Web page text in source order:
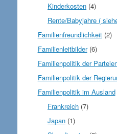
Kinderkosten (4)
Rente/Babyjahre (
Familienfreundlichkeit(2)
Familienleitbilder(6)
Familienpolitik der
Familienpolitik der
Familienpolitik im Ausland
Frankreich (7)
Japan (1)